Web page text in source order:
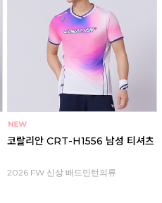
코랄리안 CRT-H1556 남성 티셔츠
2026 FW 신상 배드민턴의류